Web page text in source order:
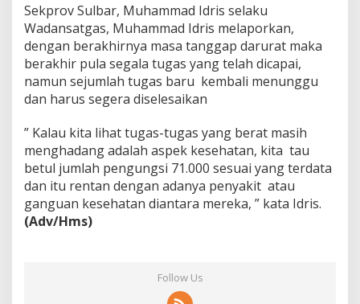
Sekprov Sulbar, Muhammad Idris selaku
Wadansatgas, Muhammad Idris melaporkan,
dengan berakhirnya masa tanggap darurat maka
berakhir pula segala tugas yang telah dicapai,
namun sejumlah tugas baru kembali menunggu
dan harus segera diselesaikan
” Kalau kita lihat tugas-tugas yang berat masih
menghadang adalah aspek kesehatan, kita tau
betul jumlah pengungsi 71.000 sesuai yang terdata
dan itu rentan dengan adanya penyakit atau
ganguan kesehatan diantara mereka, ” kata Idris.
(Adv/Hms)
Follow Us